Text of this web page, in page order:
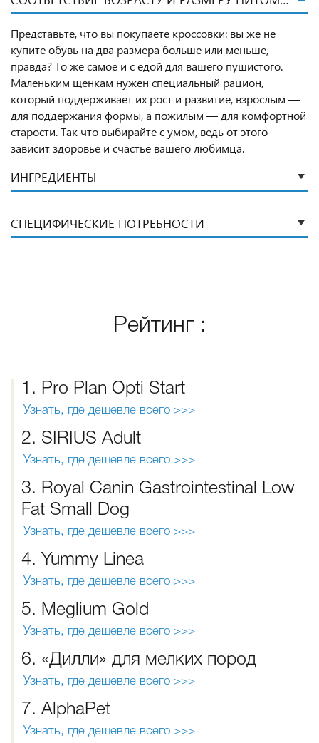
Представьте, что вы покупаете кроссовки: вы же не
купите обувь на два размера больше или меньше,
правда? То же самое и с едой для вашего пушистого.
Маленьким щенкам нужен специальный рацион,
который поддерживает их рост и развитие, взрослым —
для поддержания формы, а пожилым — для комфортной
старости. Так что выбирайте с умом, ведь от этого
зависит здоровье и счастье вашего любимца.
ИНГРЕДИЕНТЫ
СПЕЦИФИЧЕСКИЕ ПОТРЕБНОСТИ
Рейтинг :
1. Pro Plan Opti Start
Узнать, где дешевле всего >>>
2. SIRIUS Adult
Узнать, где дешевле всего >>>
3. Royal Canin Gastrointestinal Low
Fat Small Dog
Узнать, где дешевле всего >>>
4. Yummy Linea
Узнать, где дешевле всего >>>
5. Meglium Gold
Узнать, где дешевле всего >>>
6. «Дилли» для мелких пород
Узнать, где дешевле всего >>>
7. AlphaPet
Узнать, где дешевле всего >>>